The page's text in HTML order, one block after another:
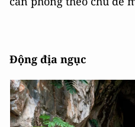
Động địa ngục